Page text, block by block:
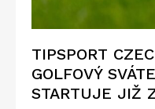
TIPSPORT
GOLFOVÝ
STARTUJE JIŽ